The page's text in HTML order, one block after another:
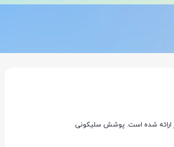
ارائه شده است. پوشش سلیکونی